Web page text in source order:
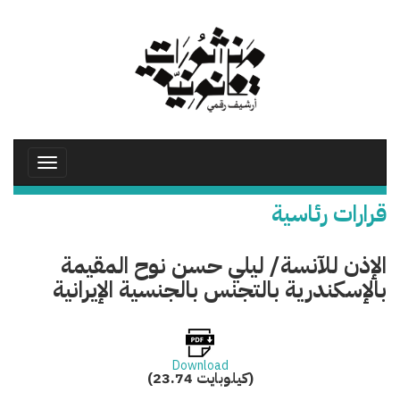
Toggle
قرارات رئاسية
الإذن للآنسة/ ليلي حسن نوح المقيمة
بالإسكندرية بالتجنس بالجنسية الإيرانية
Download
(23.74 كيلوبايت)